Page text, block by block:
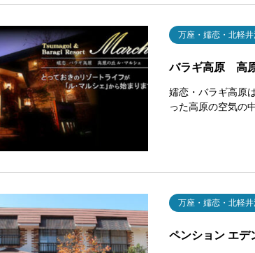
万座・嬬恋・北軽井
バラギ高原 高
嬬恋・バラギ高原
った高原の空気の
万座・嬬恋・北軽井
ペンション エデ